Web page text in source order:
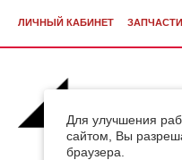
Для улучшения
сайтом, Вы
браузера.
ЛИЧНЫЙ КАБИНЕТ